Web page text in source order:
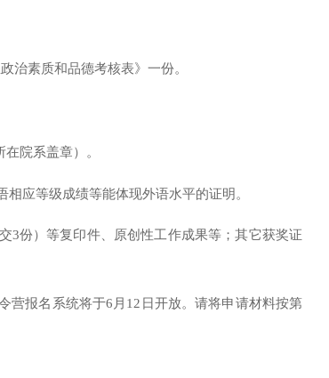
治素质和品德考核表》一份。
院系盖章）。
应等级成绩等能体现外语水平的证明。
3份）等复印件、原创性工作成果等；其它获奖证
营报名系统将于6月12 日开放。请将申请材料按第